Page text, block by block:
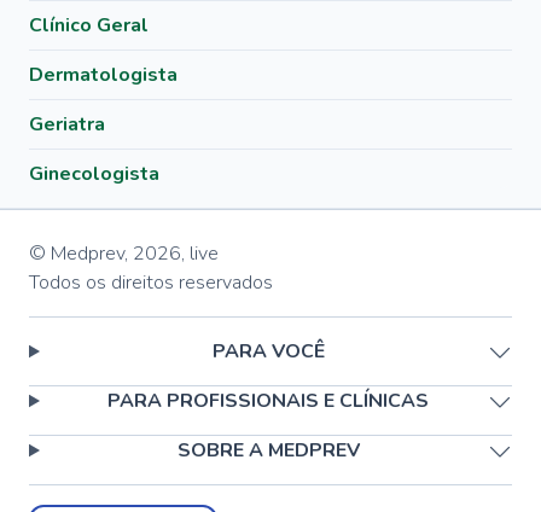
Clínico Geral
Dermatologista
Geriatra
Ginecologista
© Medprev, 2026, live
Todos os direitos reservados
PARA VOCÊ
PARA PROFISSIONAIS E CLÍNICAS
SOBRE A MEDPREV